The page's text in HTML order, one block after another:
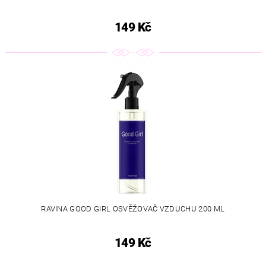
149 Kč
RAVINA GOOD GIRL OSVĚŽOVAČ VZDUCHU 200 ML
149 Kč